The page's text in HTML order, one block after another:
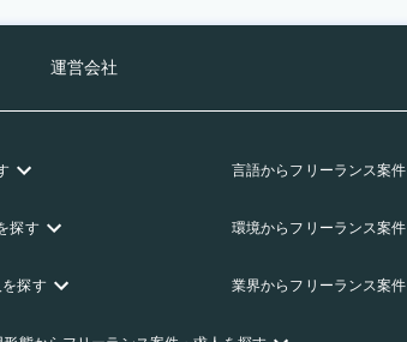
運営会社
言語からフリーランス案
探す 環境からフリーランス案
探す 業界からフリーランス案